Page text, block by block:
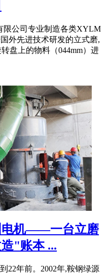
限公司专业制造各类XYLM
外先进技术研发的立式磨,
盘上的物料（044mm）进
电机——一台立磨
"账本 ...
22年前。2002年,鞍钢绿源